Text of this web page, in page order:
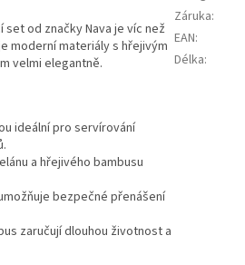
set od značky Nava je víc než
moderní materiály s hřejivým
velmi elegantně.
ideální pro servírování
a hřejivého bambusu
bezpečné přenášení
zaručují dlouhou životnost a
Záruka:
EAN:
Délka: